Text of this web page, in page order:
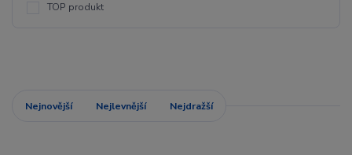
TOP produkt
Nejnovější Nejlevnější Nejdražší